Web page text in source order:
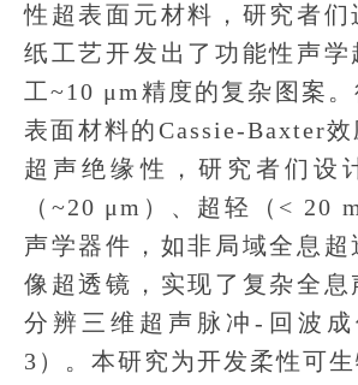
性超表面元材料，研究者们
纸工艺开发出了功能性声学
工~10 μm精度的复杂图案
表面材料的Cassie-Baxter
超声绝缘性，研究者们设
（~20 μm）、超轻（< 20
声学器件，如非局域全息超
像超透镜，实现了复杂全息
分辨三维超声脉冲-回波成
3）。本研究为开发柔性可